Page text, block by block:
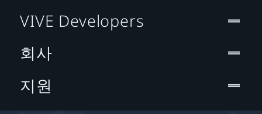
VIVE Developers
회사
지원